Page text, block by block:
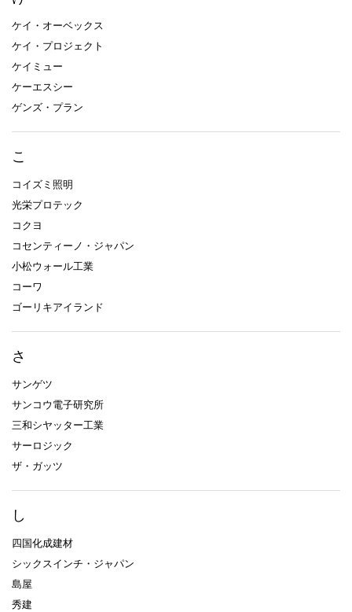
ケイ・オーベックス
ケイ・プロジェクト
ケイミュー
ケーエスシー
ゲンズ・プラン
こ
コイズミ照明
光栄プロテック
コクヨ
コセンティーノ・ジャパン
小松ウォール工業
コーワ
ゴーリキアイランド
さ
サンゲツ
サンコウ電子研究所
三和シヤッター工業
サーロジック
ザ・ガッツ
し
四国化成建材
シックスインチ・ジャパン
島屋
秀建